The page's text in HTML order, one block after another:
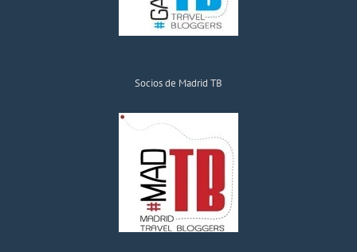
Socios de Madrid TB